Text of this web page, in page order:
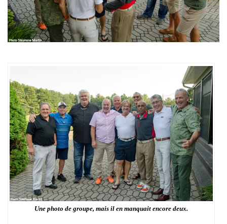
Une photo de groupe, mais il en manquait encore deux.